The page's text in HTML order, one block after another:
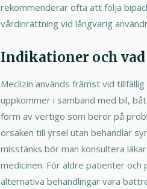
rekommenderar ofta att följa
vårdinrättning vid långvarig
Indikationer och vad
Meclizin används främst vid
uppkommer i samband med bil,
form av vertigo som beror på
orsaken till yrsel utan behandlar
misstänks bör man konsultera
medicinen. För äldre patienter och
alternativa behandlingar vara